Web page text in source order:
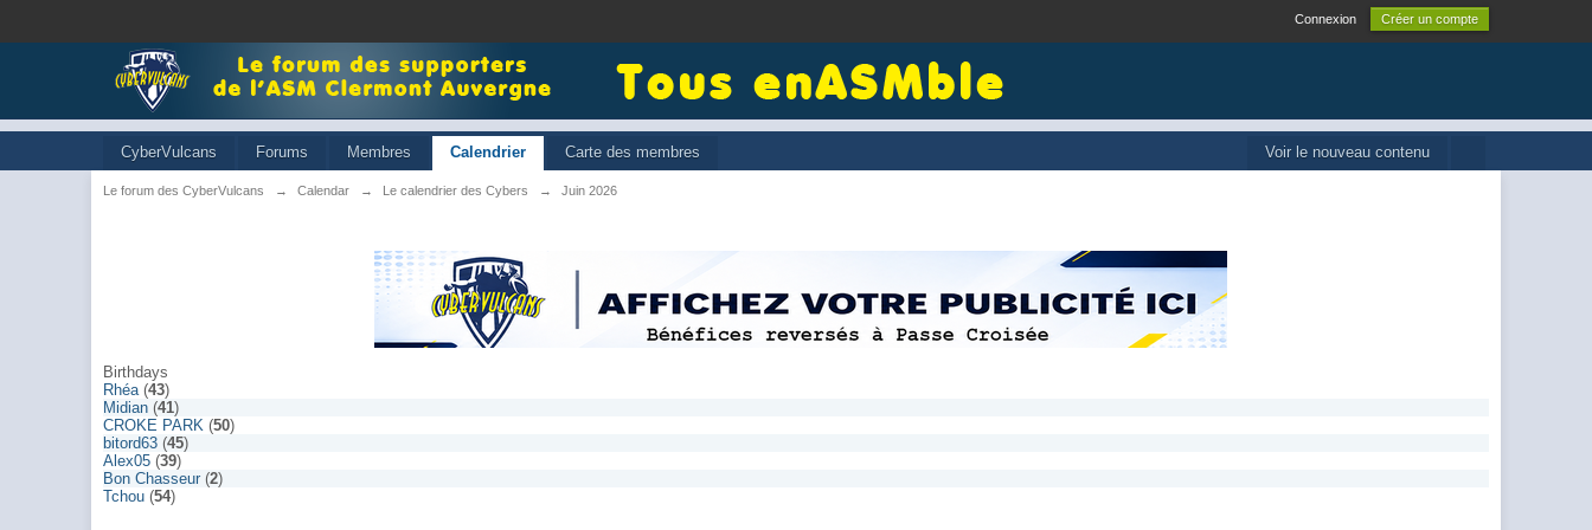
Connexion Créer un compte
Voir le nouveau contenu
CyberVulcans Forums Membres Calendrier Carte des membres
Le forum des CyberVulcans → Calendar → Le calendrier des Cybers → Juin 2026
Birthdays
Rhéa(43)
Midian (41)
CROKE PARK (50)
bitord63 (45)
Alex05 (39)
Bon Chasseur (2)
Tchou (54)